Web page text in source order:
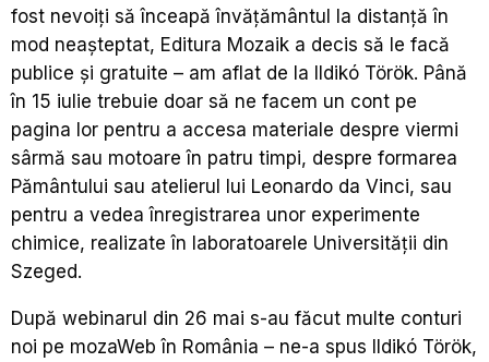
fost nevoiți să înceapă învățământul la distanță în
mod neașteptat, Editura Mozaik a decis să le facă
publice și gratuite – am aflat de la Ildikó Török. Până
în 15 iulie trebuie doar să ne facem un cont pe
pagina lor pentru a accesa materiale despre viermi
sârmă sau motoare în patru timpi, despre formarea
Pământului sau atelierul lui Leonardo da Vinci, sau
pentru a vedea înregistrarea unor experimente
chimice, realizate în laboratoarele Universității din
Szeged.
După webinarul din 26 mai s-au făcut multe conturi
noi pe mozaWeb în România – ne-a spus Ildikó Török,